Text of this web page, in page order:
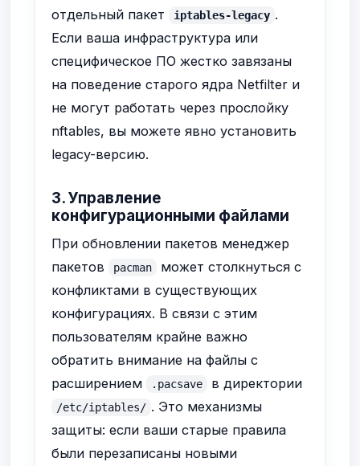
отдельный пакет
iptables-legacy .
Если ваша инфраструктура или
специфическое ПО жестко завязаны
на поведение старого ядра Netfilter и
не могут работать через прослойку
nftables, вы можете явно установить
legacy-версию.
3. Управление
конфигурационными файлами
При обновлении пакетов менеджер
пакетов
pacman
может столкнуться с
конфликтами в существующих
конфигурациях. В связи с этим
пользователям крайне важно
обратить внимание на файлы с
расширением
.pacsave в директории
/etc/iptables/ . Это механизмы
защиты: если ваши старые правила
были перезаписаны новыми